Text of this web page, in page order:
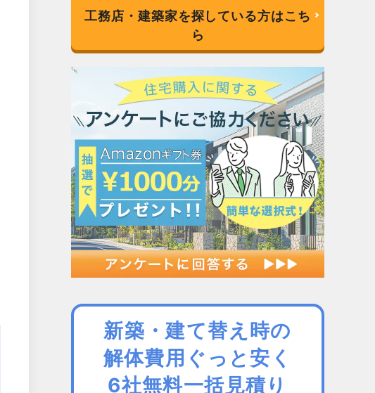
工務店・建築家を探している方はこち
ら
新築・建て替え時の
解体費用ぐっと安く
6社無料一括見積り